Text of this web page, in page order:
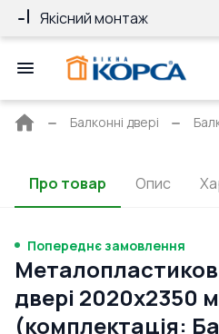
Якісний монтаж
Головна
Балконні двері
Про товар Опис
Попереднє замовлення
двері 2020x2350
(комплектація: